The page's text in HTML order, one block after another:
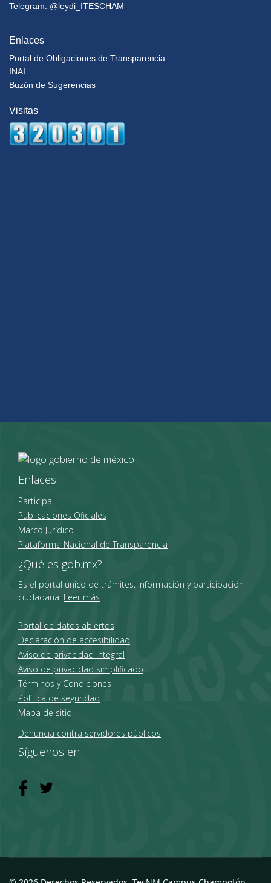
Telegram: @leydi_ITESCHAM
Enlaces
Portal de Obligaciones de Transparencia
INAI
Buzón de Sugerencias
Visitas
Enlaces
Participa
Publicaciones Oficiales
Marco Jurídico
Plataforma Nacional de Transparencia
¿Qué es gob.mx?
Es el portal único de trámites, información y participación
ciudadana. Leer más
Portal de datos abiertos
Declaración de accesibilidad
Aviso de privacidad integral
Aviso de privacidad simplificado
Términos y Condiciones
Política de seguridad
Mapa de sitio
Denuncia contra servidores públicos
Síguenos en